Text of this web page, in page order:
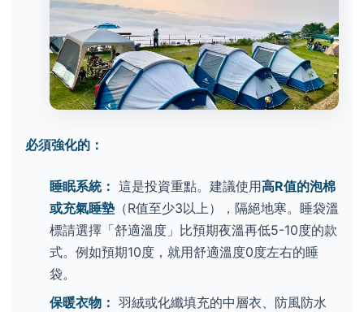
必須強化的：
睡眠系統： 這是投資重點。建議使用高R值的泡棉
或充氣睡墊 （R值至少3以上），隔絕地寒。睡袋溫
標請選擇「舒適溫度」比預期夜溫再低5-10度的款
式。例如預期10度，就用舒適溫度0度左右的睡
袋。
保暖衣物： 羽絨或化纖填充的中層衣、防風防水